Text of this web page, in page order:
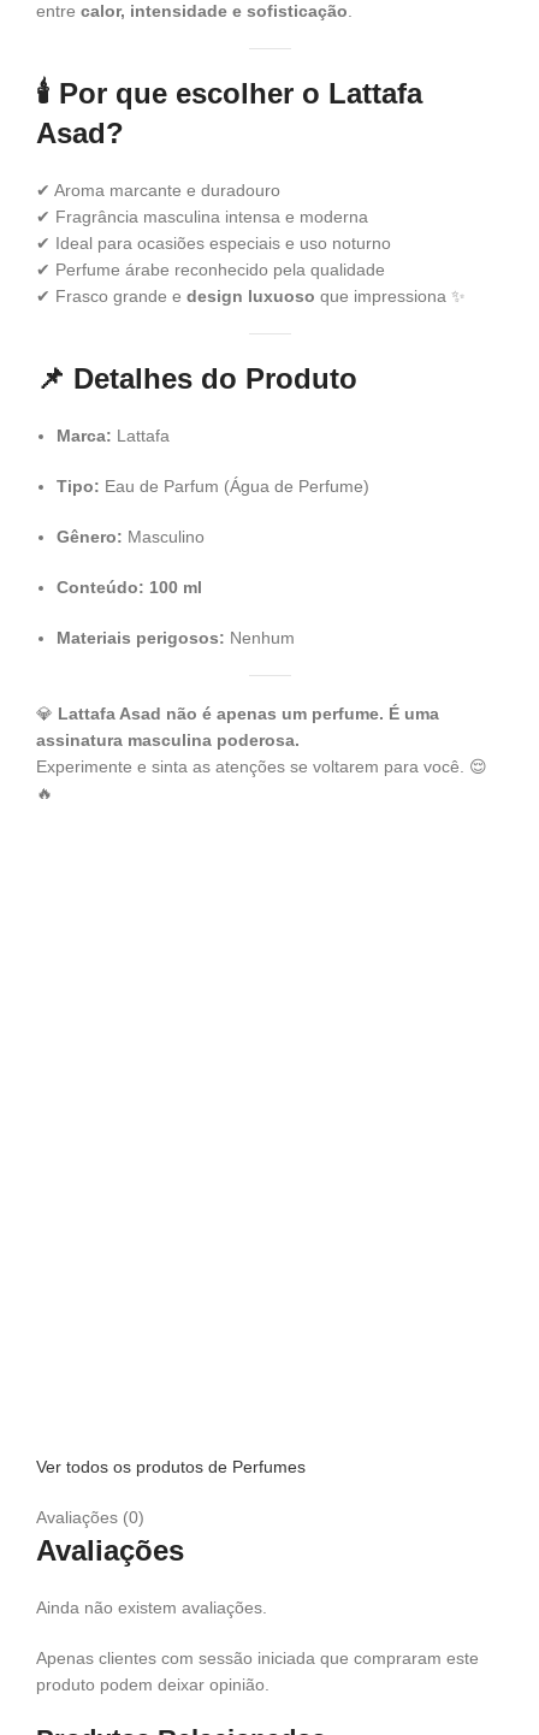
entre calor, intensidade e sofisticação.
🕯️ Por que escolher o Lattafa
Asad?
✔ Aroma marcante e duradouro
✔ Fragrância masculina intensa e moderna
✔ Ideal para ocasiões especiais e uso noturno
✔ Perfume árabe reconhecido pela qualidade
✔ Frasco grande e design luxuoso que impressiona ✨
📌 Detalhes do Produto
Marca: Lattafa
Tipo: Eau de Parfum (Água de Perfume)
Gênero: Masculino
Conteúdo: 100 ml
Materiais perigosos: Nenhum
💎 Lattafa Asad não é apenas um perfume. É uma
assinatura masculina poderosa.
Experimente e sinta as atenções se voltarem para você. 😌
🔥
Ver todos os produtos de Perfumes
Avaliações (0)
Avaliações
Ainda não existem avaliações.
Apenas clientes com sessão iniciada que compraram este
produto podem deixar opinião.